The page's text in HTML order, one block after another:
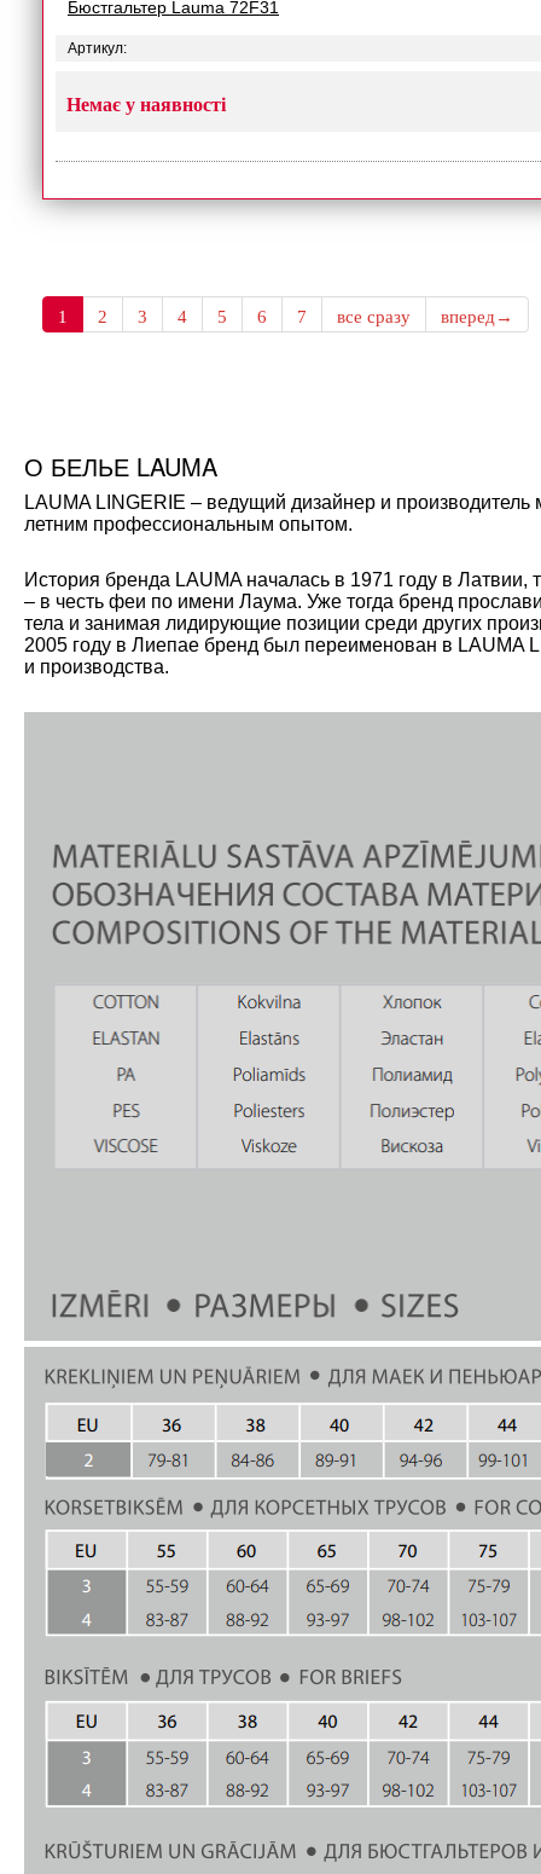
Бюстгальтер Lauma 72F31
Артикул:
Немає у наявності
1 2 3 4 5 6 7 все сразу вперед→
О БЕЛЬЕ LAUMA
LAUMA LINGERIE – ведущий дизайнер и
летним профессиональным опытом.
История бренда LAUMA началась в 1971 году в
– в честь феи по имени Лаума. Уже тогда бренд
тела и занимая лидирующие позиции среди других
2005 году в Лиепае бренд был переименован в LAUMA
и производства.